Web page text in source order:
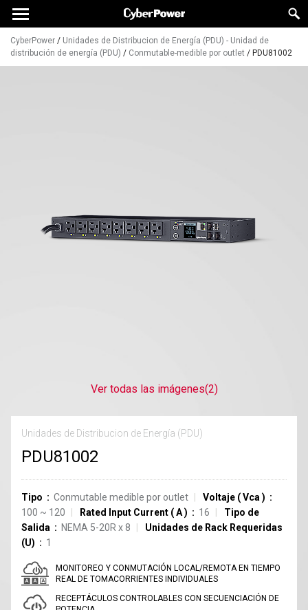
CyberPower / Unidades de Distribucion de Energía (PDU) - Unidad de
distribución de energía (PDU) / Conmutable-medible por outlet / PDU81002
Ver todas las imágenes(2)
Unidades de Distribucion de Energía (PDU)
PDU81002
Tipo Conmutable medible por outlet Voltaje (Vca )
100 ~ 120
Rated Input Current (A) 16
Tipo de
Salida
NEMA 5-20R x8
Unidades de Rack Requeridas
(U)
1
MONITOREO Y CONMUTACIÓN LOCAL/REMOTA EN TIEMPO
REAL DE TOMACORRIENTES INDIVIDUALES
RECEPTÁCULOS CONTROLABLES CON SECUENCIACIÓN DE